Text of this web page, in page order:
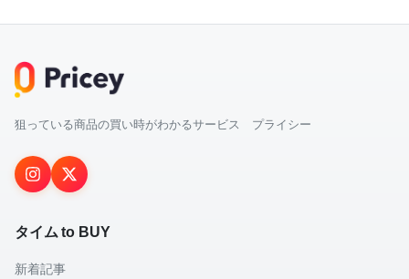
狙っている商品の買い時がわかるサービス プライシー
タイム to BUY
新着記事